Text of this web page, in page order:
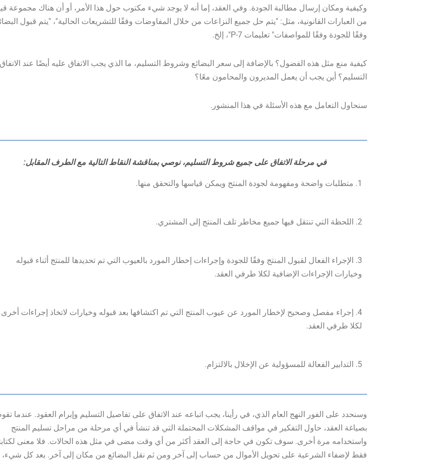
وكيفية ومكان إرسال مطالبة الجودة. وفي العقد، إما أنه لا يوجد شيء مكتوب حول هذا الأمر، أو أن هناك مجموعة
من العبارات القانونية، مثل: "يتم حل جميع النزاعات من خلال المفاوضات وفقًا للتشريعات الحالية"، "يتم قبول
وفقًا للجودة وفقًا للمواصفات" تعليمات P-7"، إلخ.
كيفية منع مثل هذه الفضول؟ بالإضافة إلى سعر البضائع وشروط التسليم، ما الذي يجب الاتفاق عليه أيضًا عند
التسليم؟ أين يجب أن يعمل المديرون والمحامون معًا؟
سنحاول التعامل مع هذه الأسئلة في هذا المنشور.
في مرحلة الاتفاق على جميع شروط التسليم، نوصي بمناقشة النقاط التالية مع الطرف المقابل:
1. متطلبات واضحة ومفهومة لجودة المنتج ويمكن قياسها والتحقق منها.
2. اللحظة التي تنتقل فيها جميع مخاطر تلف المنتج إلى المشتري.
3. الإجراء الفعال لقبول المنتج وفقًا للجودة وإجراءات إخطار المورد بالعيوب التي تم تحديدها للمنتج أثناء قبوله
وخيارات الإجراءات الإضافية لكلا طرفي العقد.
4. إجراء مفصل وصحيح لإخطار المورد عن عيوب المنتج التي تم اكتشافها بعد قبوله وخيارات لاتخاذ إجراءات أخرى
لكلا طرفي العقد.
5. التدابير الفعالة للمسؤولية عن الإخلال بالالتزام.
وسنحدد على الفور النهج العام الذي، في رأينا، يجب اتباعه عند الاتفاق على تفاصيل التسليم وإبرام العقود. عندما
بصياغة العقد، حاول التفكير في مواقف المشكلات المحتملة التي قد تنشأ في أي مرحلة من مراحل تسليم المنتج
واستخدامه مرة أخرى. سوف تكون في حاجة إلى العقد أكثر من أي وقت مضى في مثل هذه الحالات. فلا معنى
فقط لإضفاء الشرعية على تحويل الأموال من حساب إلى آخر ومن ثم نقل البضائع من مكان إلى آخر. بعد كل شيء،